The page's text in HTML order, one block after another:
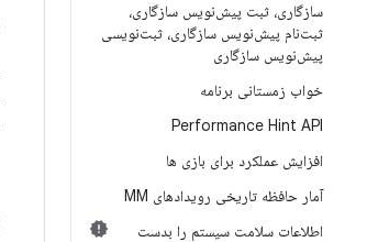
سازگاری، ثبت پیش‌نویس سازگاری،
ثبت‌نام پیش‌نویس سازگاری، ثبت‌نویسی
پیش‌نویس سازگاری
خواب زمستانی برنامه
Performance Hint API
افزایش عملکرد برای بازی ها
آمار حافظه تاریخی رویدادهای MM
اطلاعات سلامت سیستم را بدست